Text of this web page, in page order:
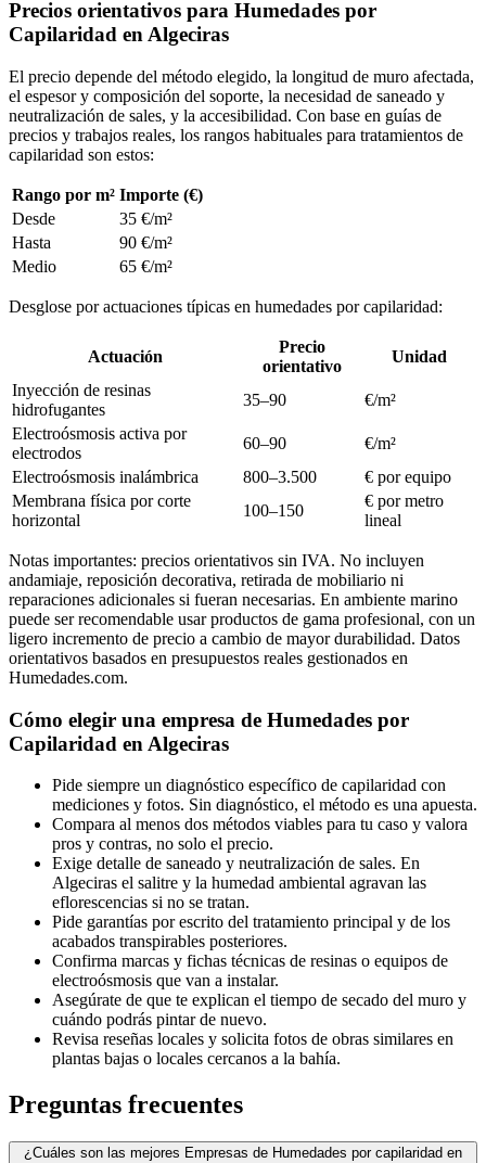
Precios orientativos para Humedades por
Capilaridad en Algeciras
El precio depende del método elegido, la longitud de muro afectada,
el espesor y composición del soporte, la necesidad de saneado y
neutralización de sales, y la accesibilidad. Con base en guías de
precios y trabajos reales, los rangos habituales para tratamientos de
capilaridad son estos:
Rango por m² Importe (€)
Desde
35 €/m²
Hasta
90 €/m²
Medio
65 €/m²
Desglose por actuaciones típicas en humedades por capilaridad:
Actuación
Precio
orientativo
Unidad
Inyección de resinas
hidrofugantes
35–90
€/m²
Electroósmosis activa por
electrodos
60–90
€/m²
Electroósmosis inalámbrica
800–3.500
€ por equipo
Membrana física por corte
horizontal
100–150
€ por metro
lineal
Notas importantes: precios orientativos sin IVA. No incluyen
andamiaje, reposición decorativa, retirada de mobiliario ni
reparaciones adicionales si fueran necesarias. En ambiente marino
puede ser recomendable usar productos de gama profesional, con un
ligero incremento de precio a cambio de mayor durabilidad. Datos
orientativos basados en presupuestos reales gestionados en
Humedades.com.
Cómo elegir una empresa de Humedades por
Capilaridad en Algeciras
Pide siempre un diagnóstico específico de capilaridad con
mediciones y fotos. Sin diagnóstico, el método es una apuesta.
Compara al menos dos métodos viables para tu caso y valora
pros y contras, no solo el precio.
Exige detalle de saneado y neutralización de sales. En
Algeciras el salitre y la humedad ambiental agravan las
eflorescencias si no se tratan.
Pide garantías por escrito del tratamiento principal y de los
acabados transpirables posteriores.
Confirma marcas y fichas técnicas de resinas o equipos de
electroósmosis que van a instalar.
Asegúrate de que te explican el tiempo de secado del muro y
cuándo podrás pintar de nuevo.
Revisa reseñas locales y solicita fotos de obras similares en
plantas bajas o locales cercanos a la bahía.
Preguntas frecuentes
¿Cuáles son las mejores Empresas de Humedades por capilaridad en